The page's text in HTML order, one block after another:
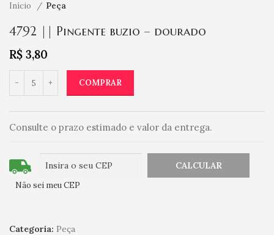
Início Peça
4792 || Pingente buzio – dourado
R$ 3,80
COMPRAR
Consulte o prazo estimado e valor da entrega.
Não sei meu CEP
Categoria: Peça